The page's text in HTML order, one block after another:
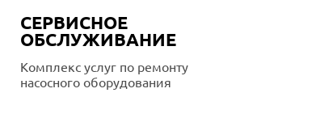
СЕРВИСНОЕ
ОБСЛУЖИВАНИЕ
Комплекс услуг по ремонту
насосного оборудования